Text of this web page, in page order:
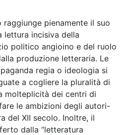
pienamente il suo
incisiva della
politico angioino e del ruolo
produzione letteraria. Le
regia o ideologia si
a cogliere la pluralità di
molteplicità dei centri di
le ambizioni degli autori-
del XII secolo. Inoltre, il
dalla “letteratura